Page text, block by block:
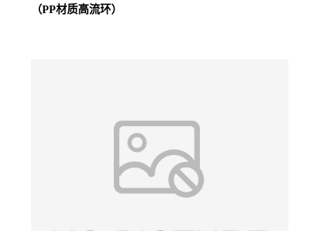
（PP材质高流环）